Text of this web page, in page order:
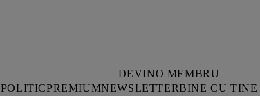
DEVINO MEMBRU
POLITICPREMIUMNEWSLETTERBINE CU TINE